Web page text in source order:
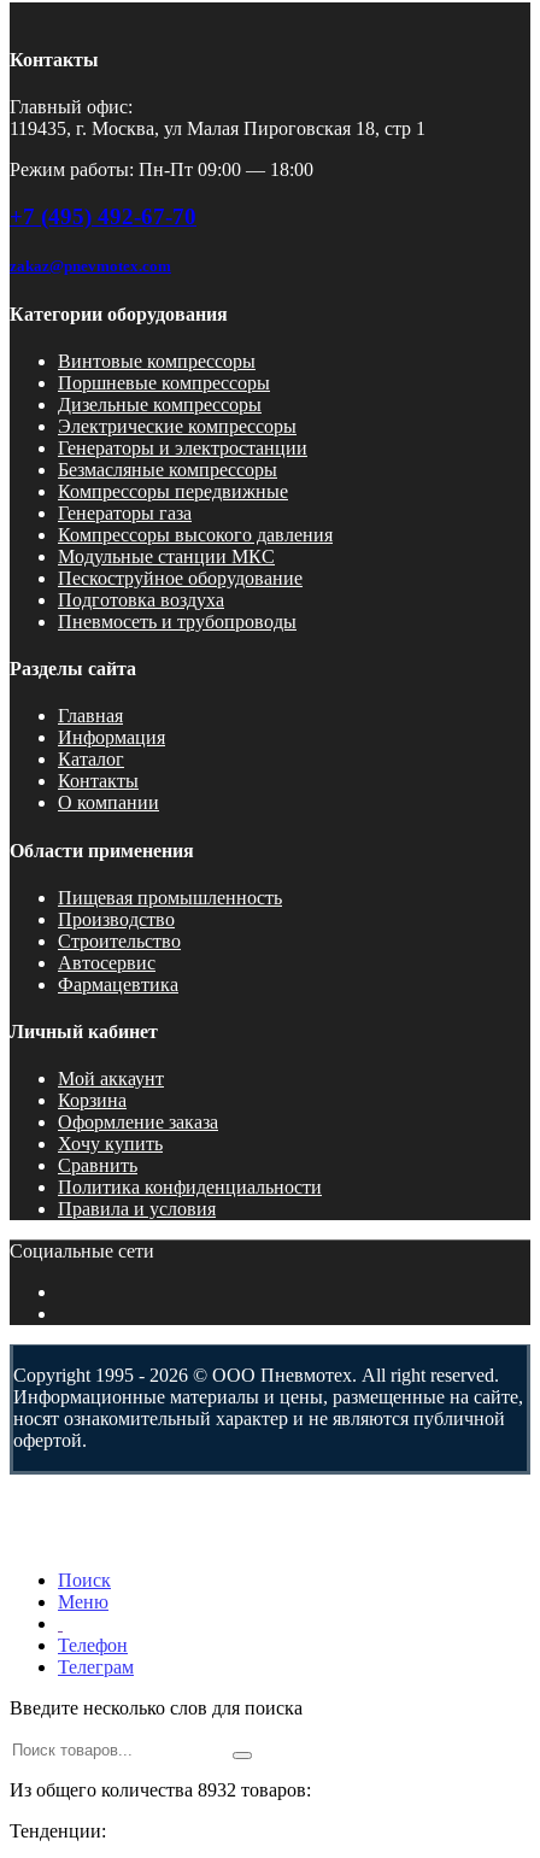
Контакты
Главный офис:
119435, г. Москва, ул Малая Пироговская 18, стр 1
Режим работы: Пн-Пт 09:00 — 18:00
+7 (495) 492-67-70
zakaz@pnevmotex.com
Категории оборудования
Винтовые компрессоры
Поршневые компрессоры
Дизельные компрессоры
Электрические компрессоры
Генераторы и электростанции
Безмасляные компрессоры
Компрессоры передвижные
Генераторы газа
Компрессоры высокого давления
Модульные станции МКС
Пескоструйное оборудование
Подготовка воздуха
Пневмосеть и трубопроводы
Разделы сайта
Главная
Информация
Каталог
Контакты
О компании
Области применения
Пищевая промышленность
Производство
Строительство
Автосервис
Фармацевтика
Личный кабинет
Мой аккаунт
Корзина
Оформление заказа
Хочу купить
Сравнить
Политика конфиденциальности
Правила и условия
Социальные сети
Copyright 1995 - 2026 © ООО Пневмотех. All right reserved.
Информационные материалы и цены, размещенные на сайте,
носят ознакомительный характер и не являются публичной
офертой.
Поиск
Меню
Телефон
Телеграм
Введите несколько слов для поиска
Из общего количества 8932 товаров:
Тенденции: